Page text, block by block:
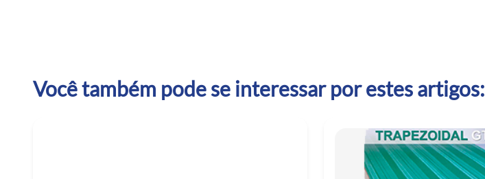
Você também pode se interessar por estes artigos: